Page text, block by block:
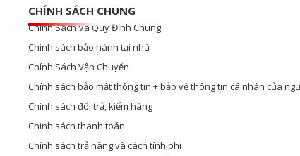
CHÍNH SÁCH CHUNG
Chính Sách Và Quy Định Chung
Chính sách bảo hành tại nhà
Chính Sách Vận Chuyển
Chính sách bảo mật thông tin + bảo vệ thông tin cá nhân của
Chính sách đổi trả, kiểm hàng
Chinh sách thanh toán
Chính sách trả hàng và cách tính phí